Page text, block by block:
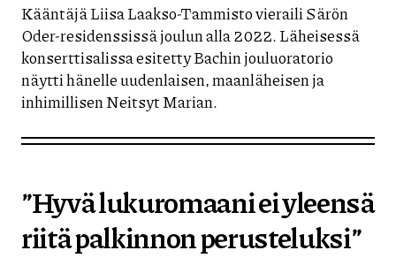
Kääntäjä Liisa Laakso-Tammisto vieraili Särön
Oder-residenssissä joulun alla 2022. Läheisessä
konserttisalissa esitetty Bachin jouluoratorio
näytti hänelle uudenlaisen, maanläheisen ja
inhimillisen Neitsyt Marian.
”Hyvä lukuromaani ei yleensä
riitä palkinnon perusteluksi”